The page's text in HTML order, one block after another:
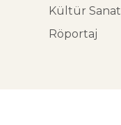
Kültür Sanat
Röportaj